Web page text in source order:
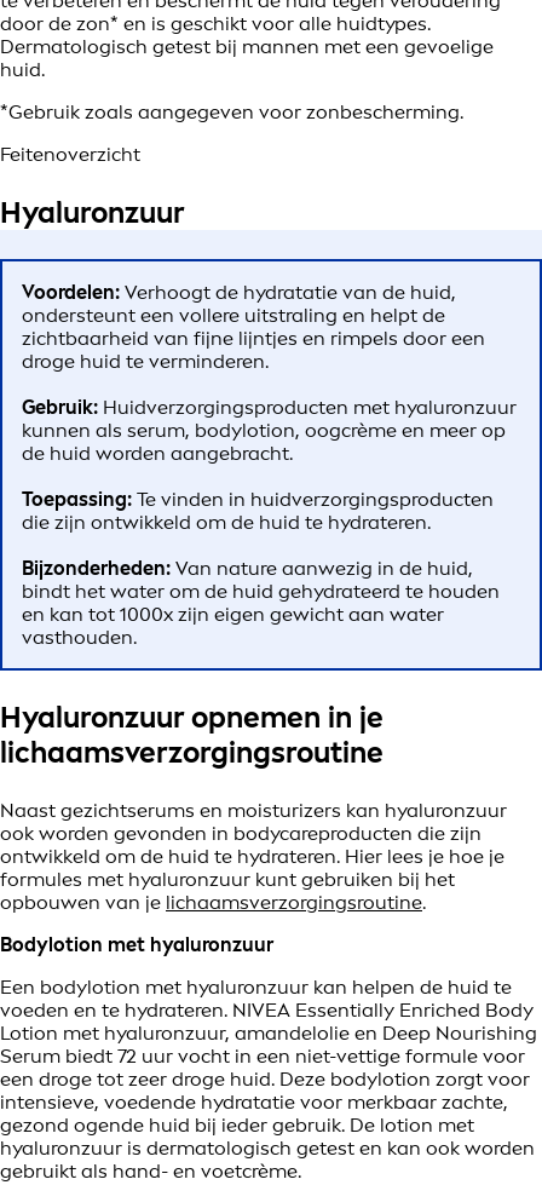
door de zon* en is geschikt voor alle huidtypes.
Dermatologisch getest bij mannen met een gevoelige
huid.
*Gebruik zoals aangegeven voor zonbescherming.
Feitenoverzicht
Hyaluronzuur
Voordelen: Verhoogt de hydratatie van de huid,
ondersteunt een vollere uitstraling en helpt de
zichtbaarheid van fijne lijntjes en rimpels door een
droge huid te verminderen.
Gebruik: Huidverzorgingsproducten met hyaluronzuur
kunnen als serum, bodylotion, oogcrème en meer op
de huid worden aangebracht.
Toepassing: Te vinden in huidverzorgingsproducten
die zijn ontwikkeld om de huid te hydrateren.
Bijzonderheden: Van nature aanwezig in de huid,
bindt het water om de huid gehydrateerd te houden
en kan tot 1000x zijn eigen gewicht aan water
vasthouden.
Hyaluronzuur opnemen in je
lichaamsverzorgingsroutine
Naast gezichtserums en moisturizers kan hyaluronzuur
ook worden gevonden in bodycareproducten die zijn
ontwikkeld om de huid te hydrateren. Hier lees je hoe je
formules met hyaluronzuur kunt gebruiken bij het
opbouwen van je lichaamsverzorgingsroutine.
Bodylotion met hyaluronzuur
Een bodylotion met hyaluronzuur kan helpen de huid te
voeden en te hydrateren. NIVEA Essentially Enriched Body
Lotion met hyaluronzuur, amandelolie en Deep Nourishing
Serum biedt 72 uur vocht in een niet-vettige formule voor
een droge tot zeer droge huid. Deze bodylotion zorgt voor
intensieve, voedende hydratatie voor merkbaar zachte,
gezond ogende huid bij ieder gebruik. De lotion met
hyaluronzuur is dermatologisch getest en kan ook worden
gebruikt als hand- en voetcrème.